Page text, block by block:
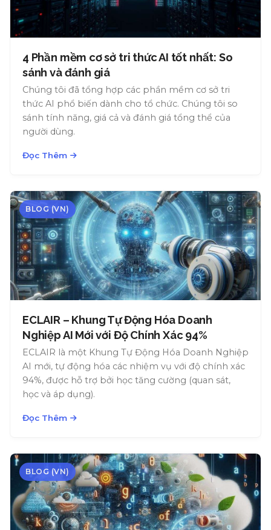
4 Phần mềm cơ sở tri thức AI tốt nhất: So
sánh và đánh giá
Chúng tôi đã tổng hợp các phần mềm cơ sở tri
thức AI phổ biến dành cho tổ chức. Chúng tôi so
sánh tính năng, giá cả và đánh giá tổng thể của
người dùng.
Đọc Thêm
BLOG (VN)
ECLAIR – Khung Tự Động Hóa Doanh
Nghiệp AI Mới với Độ Chính Xác 94%
ECLAIR là một Khung Tự Động Hóa Doanh Nghiệp
AI mới, tự động hóa các nhiệm vụ với độ chính xác
94%, được hỗ trợ bởi học tăng cường (quan sát,
học và áp dụng).
Đọc Thêm
BLOG (VN)